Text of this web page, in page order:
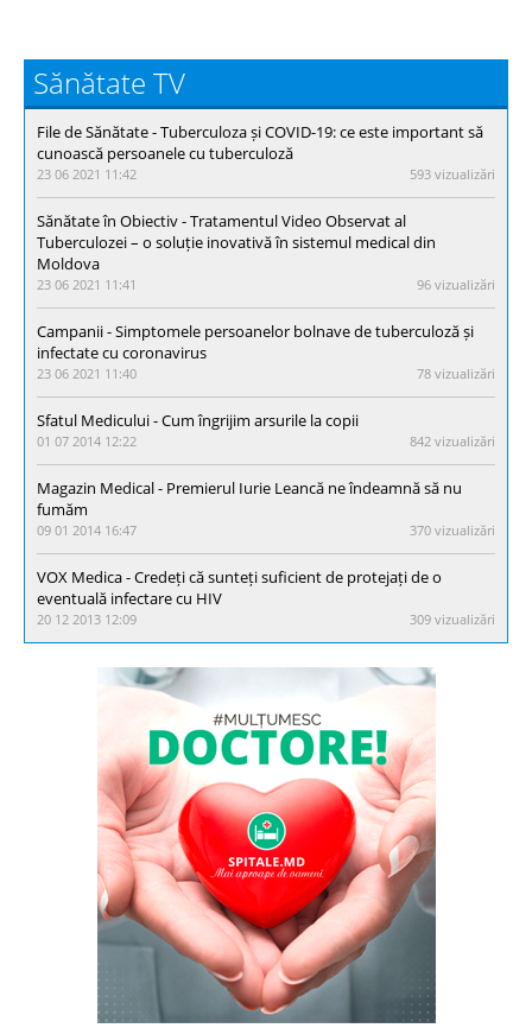
Sănătate TV
File de Sănătate - Тuberculoza și COVID-19: ce este important să
cunoască persoanele cu tuberculoză
23 06 2021 11:42 593 vizualizări
Sănătate în Obiectiv - Tratamentul Video Observat al
Tuberculozei – o soluție inovativă în sistemul medical din
Moldova
23 06 2021 11:41 96 vizualizări
Campanii - Simptomele persoanelor bolnave de tuberculoză și
infectate cu coronavirus
23 06 2021 11:40 78 vizualizări
Sfatul Medicului - Cum îngrijim arsurile la copii
01 07 2014 12:22 842 vizualizări
Magazin Medical - Premierul Iurie Leancă ne îndeamnă să nu
fumăm
09 01 2014 16:47 370 vizualizări
VOX Medica - Credeți că sunteți suficient de protejați de o
eventuală infectare cu HIV
20 12 2013 12:09 309 vizualizări